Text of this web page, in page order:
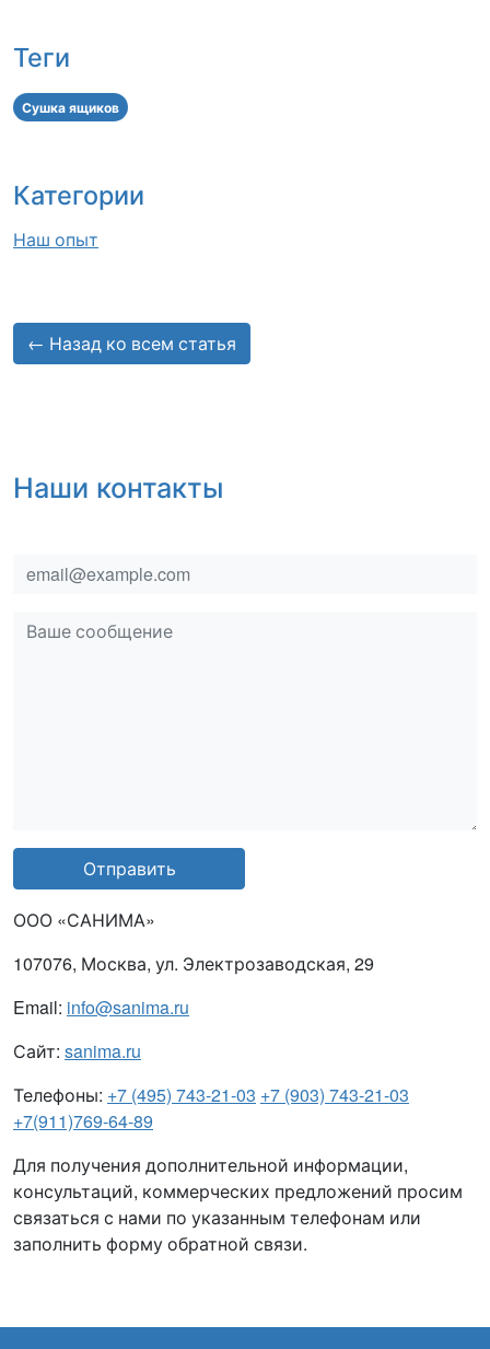
Теги
Сушка ящиков
Категории
Наш опыт
← Назад ко всем статья
Наши контакты
email
msg
Отправить
ООО «САНИМА»
107076, Москва, ул. Электрозаводская, 29
Email: info@sanima.ru
Сайт: sanima.ru
Телефоны: +7 (495) 743-21-03 +7 (903) 743-21-03
+7(911)769-64-89
Для получения дополнительной информации,
консультаций, коммерческих предложений просим
связаться с нами по указанным телефонам или
заполнить форму обратной связи.